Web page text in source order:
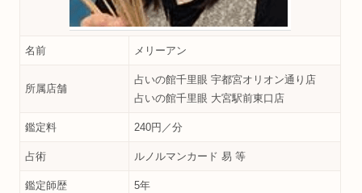
名前 メリーアン
所属店舗
占いの館千里眼 宇都宮オリオン通り店
占いの館千里眼 大宮駅前東口店
鑑定料 240円／分
占術 ルノルマンカード 易 等
鑑定師歴 5年